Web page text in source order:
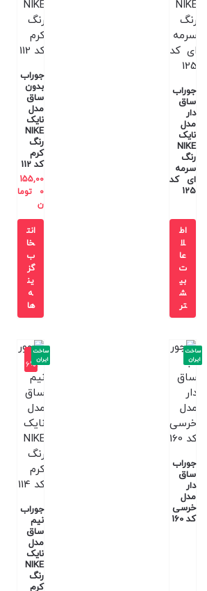
جوراب
ساق
دار
مدل
نایک
NIKE
رنگ
سرمه
ای کد
125
اط
لا
عا
ت
بی
ش
تر
جوراب
بدون
ساق
مدل
نایک
NIKE
رنگ
کرم
کد 112
155,00
0
توما
ن
انت
خا
ب
گز
ین
ه
ها
جوراب
ساق
دار
مدل
خرسی
کد 160
ساخت
ایران
-1
6%
جوراب
نیم
ساق
مدل
نایک
NIKE
رنگ
کرم
ساخت
ایران